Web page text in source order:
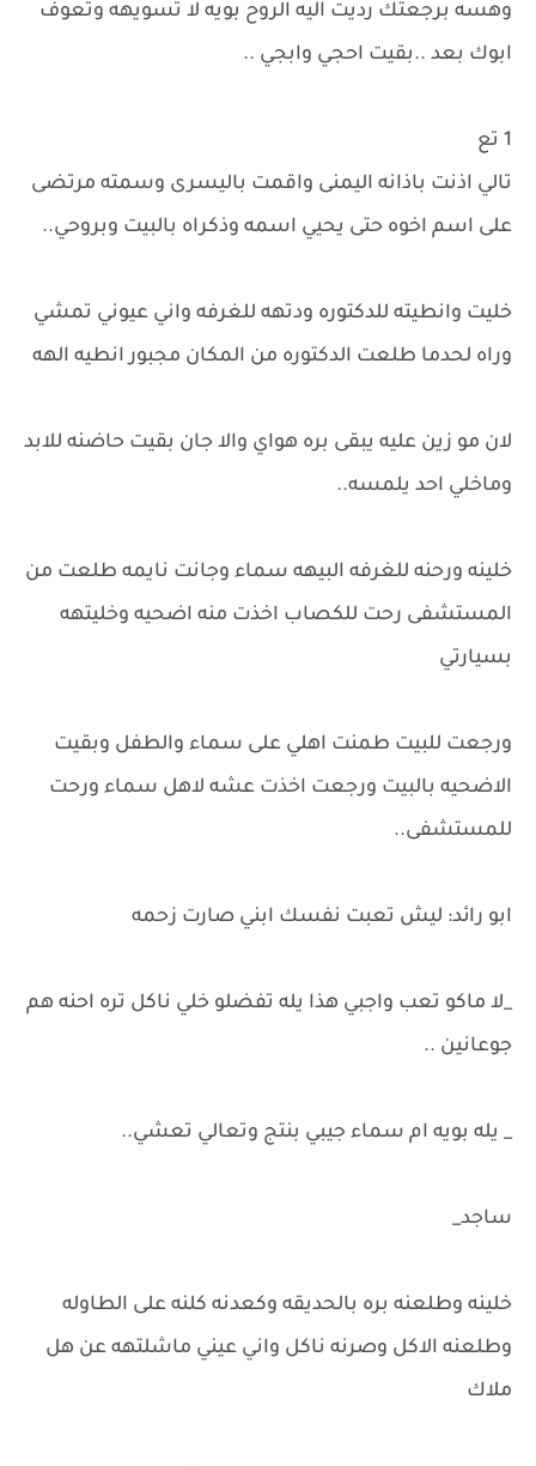
وهسه برجعتك رديت اليه الروح بويه لا تسويهه وتعوف
ابوك بعد ..بقيت احجي وابجي ..
1 تع
تالي اذنت باذانه اليمنى واقمت باليسرى وسمته مرتضى
على اسم اخوه حتى يحيي اسمه وذكراه بالبيت وبروحي..
خليت وانطيته للدكتوره ودتهه للغرفه واني عيوني تمشي
وراه لحدما طلعت الدكتوره من المكان مجبور انطيه الهه
لان مو زين عليه يبقى بره هواي والا جان بقيت حاضنه للابد
وماخلي احد يلمسه..
خلينه ورحنه للغرفه البيهه سماء وجانت نايمه طلعت من
المستشفى رحت للكصاب اخذت منه اضحيه وخليتهه
بسيارتي
ورجعت للبيت طمنت اهلي على سماء والطفل وبقيت
الاضحيه بالبيت ورجعت اخذت عشه لاهل سماء ورحت
للمستشفى..
ابو رائد: ليش تعبت نفسك ابني صارت زحمه
_لا ماكو تعب واجبي هذا يله تفضلو خلي ناكل تره احنه هم
جوعانين ..
_ يله بويه ام سماء جيبي بنتج وتعالي تعشي..
ساجد_
خلينه وطلعنه بره بالحديقه وكعدنه كلنه على الطاوله
وطلعنه الاكل وصرنه ناكل واني عيني ماشلتهه عن هل
ملاك